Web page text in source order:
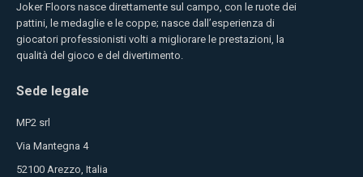
Joker Floors nasce direttamente sul campo, con le ruote dei
pattini, le medaglie e le coppe; nasce dall’esperienza di
giocatori professionisti volti a migliorare le prestazioni, la
qualità del gioco e del divertimento.
Sede legale
MP2 srl
Via Mantegna 4
52100 Arezzo, Italia